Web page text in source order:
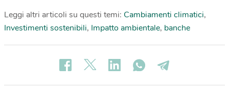
Leggi altri articoli su questi temi: Cambiamenti climatici,
Investimenti sostenibili, Impatto ambientale, banche